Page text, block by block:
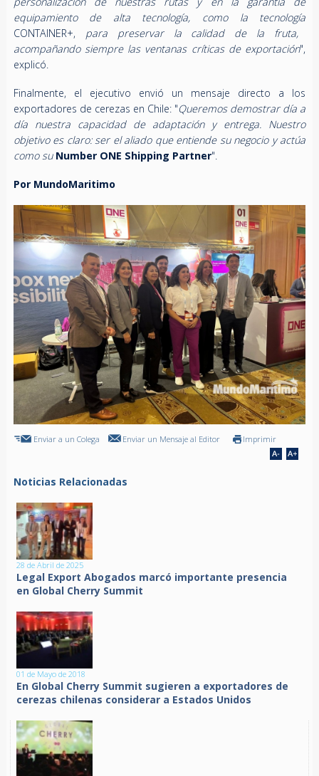
equipamiento de alta tecnología, como la tecnología
CONTAINER+, para preservar la calidad de la fruta,
acompañando siempre las ventanas críticas de exportación",
explicó.
Finalmente, el ejecutivo envió un mensaje directo a los
exportadores de cerezas en Chile: "Queremos demostrar día a
día nuestra capacidad de adaptación y entrega. Nuestro
objetivo es claro: ser el aliado que entiende su negocio y actúa
como su Number ONE Shipping Partner".
Por MundoMaritimo
Enviar a un Colega Enviar un Mensaje al Editor Imprimir
Noticias Relacionadas
28 de Abril de 2025
Legal Export Abogados marcó importante presencia
en Global Cherry Summit
01 de Mayo de 2018
En Global Cherry Summit sugieren a exportadores de
cerezas chilenas considerar a Estados Unidos